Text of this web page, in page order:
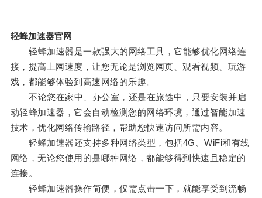
轻蜂加速器官网
轻蜂加速器是一款强大的网络工具，它能够优化网络连
接，提高上网速度，让您无论是浏览网页、观看视频、玩游
戏，都能够体验到高速网络的乐趣。
不论您在家中、办公室，还是在旅途中，只要安装并启
动轻蜂加速器，它会自动检测您的网络环境，通过智能加速
技术，优化网络传输路径，帮助您快速访问所需内容。
轻蜂加速器还支持多种网络类型，包括4G、WiFi和有线
网络，无论您使用的是哪种网络，都能够得到快速且稳定的
连接。
轻蜂加速器操作简便，仅需点击一下，就能享受到流畅